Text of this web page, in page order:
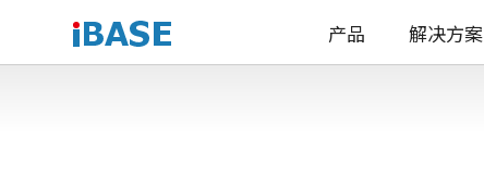
产品 解决方案